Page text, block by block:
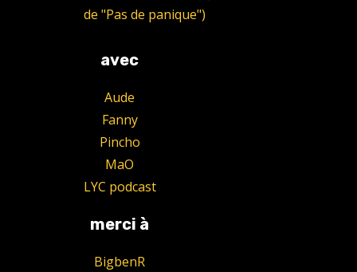
de "Pas de panique")
avec
Aude
Fanny
Pincho
MaO
LYC podcast
merci à
BigbenR